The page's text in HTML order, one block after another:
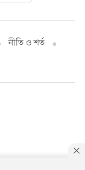
নীতি ও শর্ত